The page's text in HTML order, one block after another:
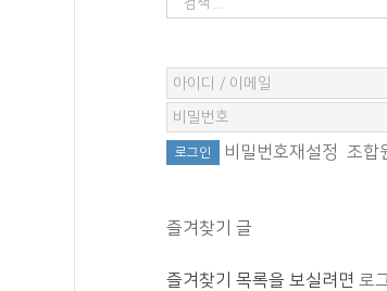
비밀번호재설정 조합
즐겨찾기 글
즐겨찾기 목록을 보실려면 로